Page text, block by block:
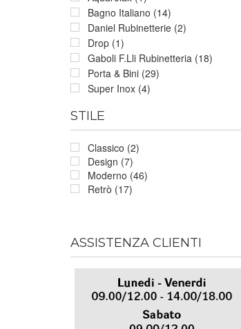
Bagno Italiano (14)
Daniel Rubinetterie (2)
Drop (1)
Gaboli F.Lli Rubinetteria (18)
Porta & Bini (29)
Super Inox (4)
STILE
Classico (2)
Design (7)
Moderno (46)
Retrò (17)
ASSISTENZA CLIENTI